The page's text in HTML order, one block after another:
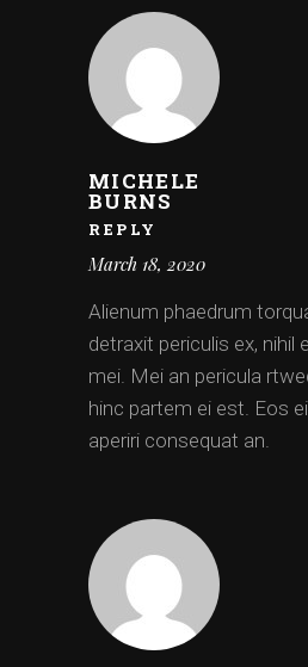
MICHELE
BURNS
REPLY
March 18, 2020
Alienum phaedrum
detraxit periculis ex, nihil
mei. Mei an pericula
hinc partem ei est. Eos
aperiri consequat an.